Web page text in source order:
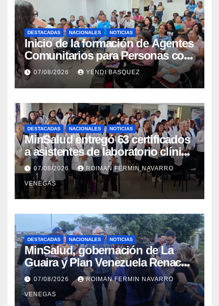
DESTACADAS NACIONALES NOTICIAS
Inicio de la formación de Agentes
Comunitarios para Personas con
Discapacidad en el Centro de
Rehabilitación J.J. Arvelo
07/08/2026 YENDI BASQUEZ
DESTACADAS NACIONALES NOTICIAS
MinSalud entregó 63 certificados
a asistentes de laboratorio clínico
para garantizar respaldo legal y
profesional
07/08/2026 ROIMAN FERMIN NAVARRO
VENEGAS
DESTACADAS NACIONALES NOTICIAS
MinSalud, gobernación de La
Guaira y Plan Venezuela Renace
iniciaron la rehabilitación integral
del Centro Psicofamiliar El Niño y
el Mar
07/08/2026 ROIMAN FERMIN NAVARRO
VENEGAS